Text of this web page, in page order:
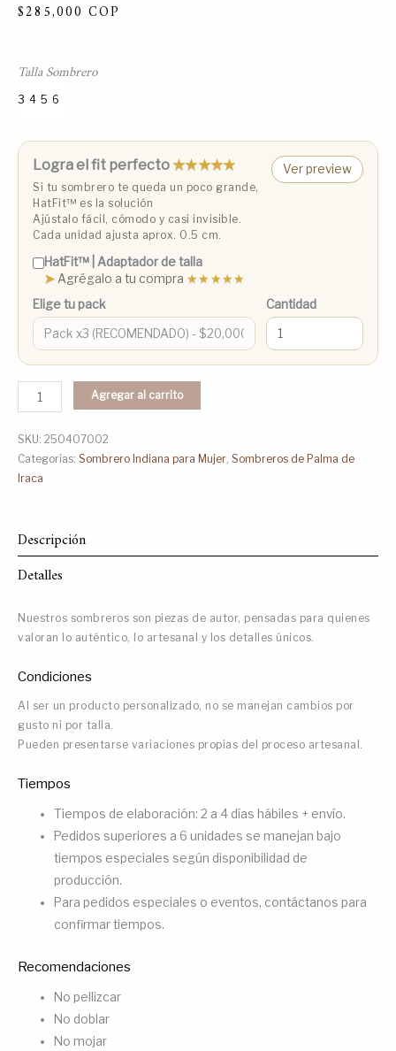
$285,000 COP
Talla Sombrero
3 4 5 6
Logra el fit perfecto★★★★★
Si tu sombrero te queda un poco grande,
HatFit™️ es la solución
Ajústalo fácil, cómodo y casi invisible.
Cada unidad ajusta aprox. 0.5 cm.
Ver preview
HatFit™️ | Adaptador de talla
➤Agrégalo a tu compra ★★★★★
Elige tu pack
Cantidad
Agregar al carrito
SKU: 250407002
Categorías: Sombrero Indiana para Mujer, Sombreros de Palma de
Iraca
Descripción
Detalles
Nuestros sombreros son piezas de autor, pensadas para quienes
valoran lo auténtico, lo artesanal y los detalles únicos.
Condiciones
Al ser un producto personalizado, no se manejan cambios por
gusto ni por talla.
Pueden presentarse variaciones propias del proceso artesanal.
Tiempos
Tiempos de elaboración: 2 a 4 días hábiles + envío.
Pedidos superiores a 6 unidades se manejan bajo
tiempos especiales según disponibilidad de
producción.
Para pedidos especiales o eventos, contáctanos para
confirmar tiempos.
Recomendaciones
No pellizcar
No doblar
No mojar